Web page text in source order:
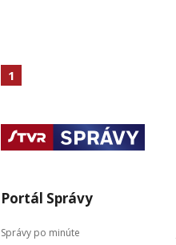
1
Portál Správy
Správy po minúte